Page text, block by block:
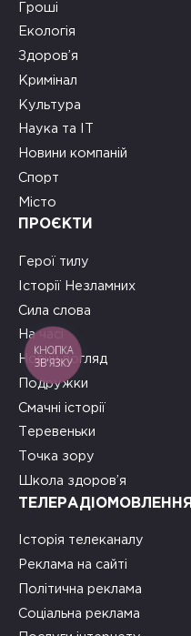
Гроші
Екологія
Здоров’я
Кримінал
Культура
Наука та ІТ
Новини компаній
Спорт
Місто
ПРОЄКТИ
Герої тилу
Історії Незламних
Сила слова
На часі
Новий погляд
Подружки
Смачні історії
Теревеньки
Точка зору
Школа здоров’я
ТЕЛЕРАДІОМОВЛЕННЯ
Історія телеканалу
Реклама на сайті
Політична реклама
Соціальна реклама
КНОПКА
ЗВ'ЯЗКУ